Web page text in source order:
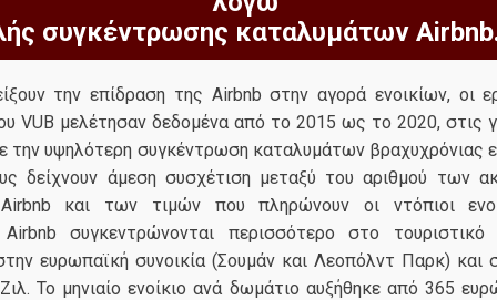
συγκέντρωσης καταλυμάτων
την επίδραση της Airbnb στην αγορά ενοικίων, οι
VUB μελέτησαν δεδομένα από το 2015 ως το 2020, στις
την υψηλότερη συγκέντρωση καταλυμάτων βραχυχρόνιας
δείχνουν άμεση συσχέτιση μεταξύ του αριθμού των
και των τιμών που πληρώνουν οι ντόπιοι
συγκεντρώνονται περισσότερο στο
ευρωπαϊκή συνοικία (Σουμάν και Λεοπόλντ Παρκ) και
Ζιλ. Το μηνιαίο ενοίκιο ανά δωμάτιο αυξήθηκε από 365